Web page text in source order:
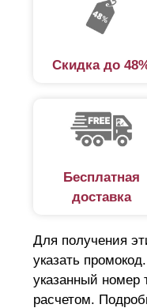
Скидка до
Бесплатная
доставка
Для получения
указать
указанный номер
расчетом.